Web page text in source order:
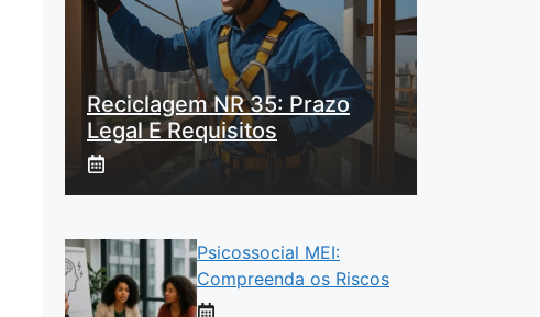
Reciclagem NR 35: Prazo
Legal E Requisitos
Psicossocial MEI:
Compreenda os Riscos